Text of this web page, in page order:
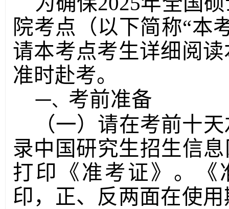
院考点（以下简称“本
请本考点考生详细阅
准时赴考。
考前准备
（一）请在考前十
录中国研究生招生信息
打印《准考证》。《
印，正、反两面在使